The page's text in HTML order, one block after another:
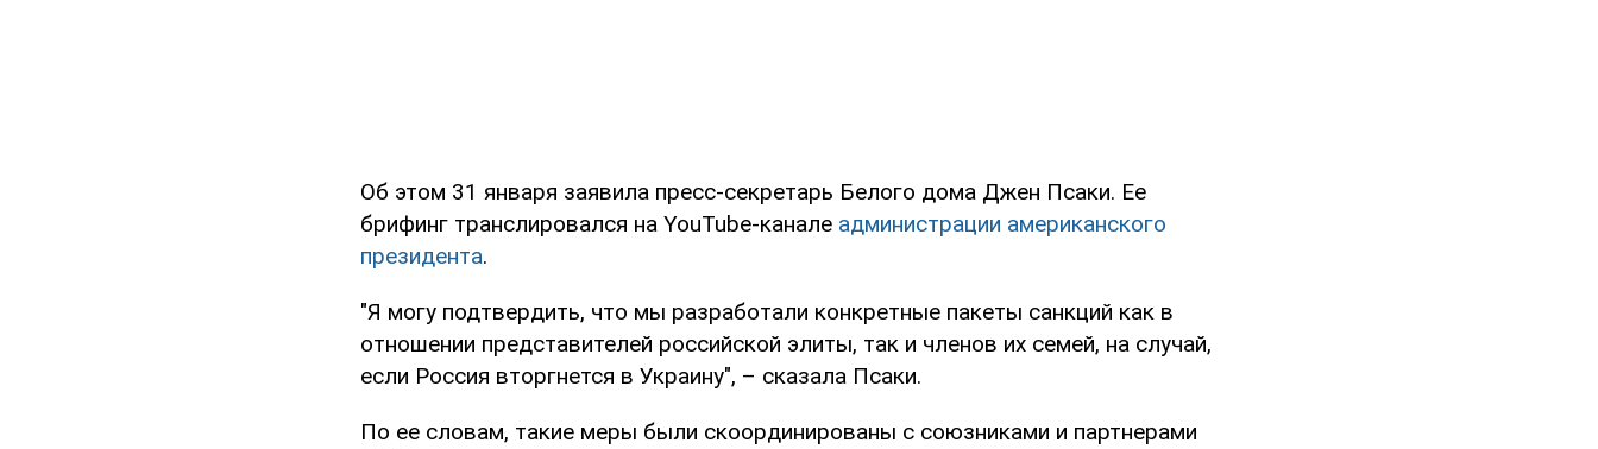
Об этом 31 января заявила пресс-секретарь Белого дома Джен Псаки. Ее
брифинг транслировался на YouTube-канале администрации американского
президента.
"Я могу подтвердить, что мы разработали конкретные пакеты санкций как в
отношении представителей российской элиты, так и членов их семей, на случай,
если Россия вторгнется в Украину", – сказала Псаки.
По ее словам, такие меры были скоординированы с союзниками и партнерами